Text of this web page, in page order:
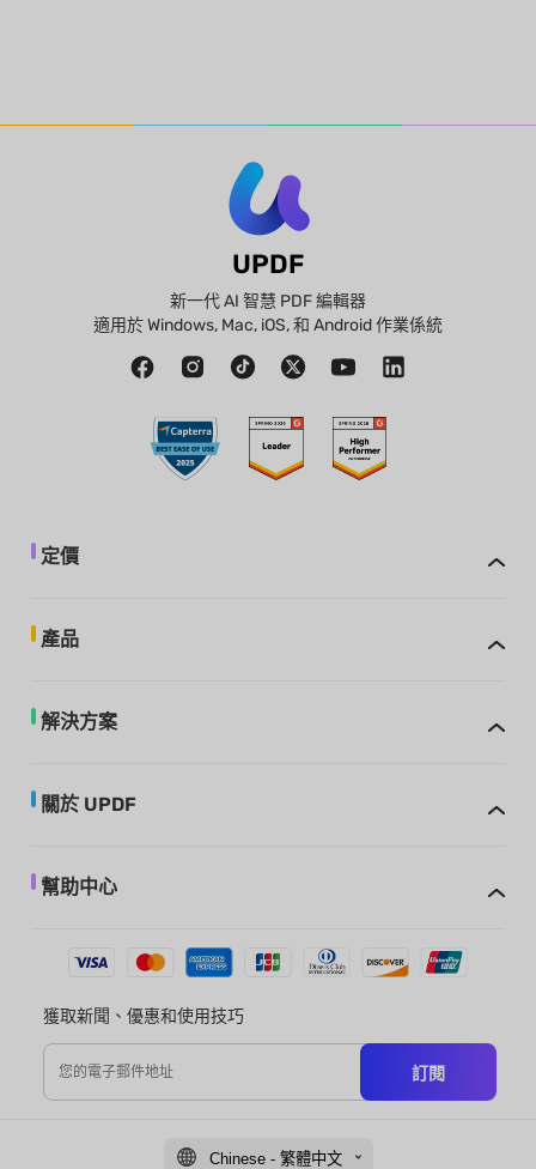
UPDF
新一代 AI 智慧 PDF 編輯器
適用於 Windows, Mac, iOS, 和 Android 作業係統
定價
產品
解決方案
關於 UPDF
幫助中心
獲取新聞、優惠和使用技巧
訂閱
Chinese - 繁體中文